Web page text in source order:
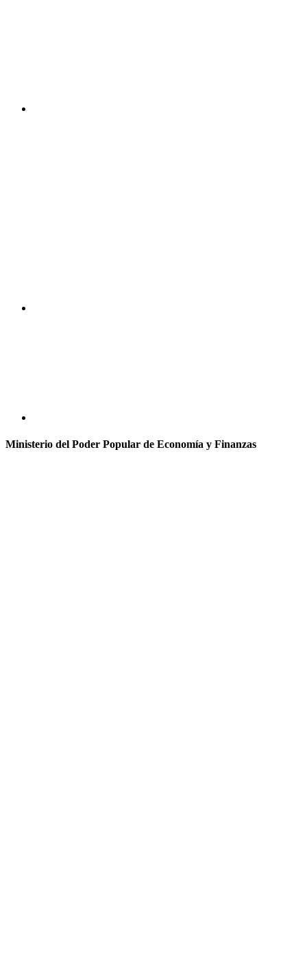
Ministerio del Poder Popular de Economía y Finanzas